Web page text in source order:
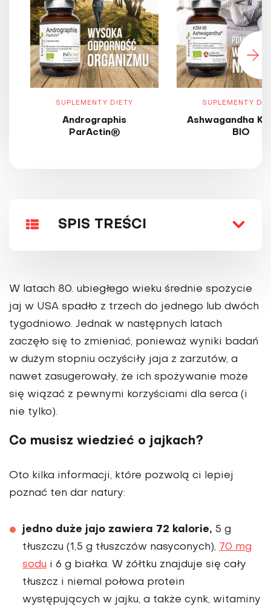
SUPLEMENTY DIETY
Andrographis
ParActin®
SUPLEMENTY
Ashwagandha
BIO
SPIS TREŚCI
W latach 80. ubiegłego wieku średnie spożycie
jaj w USA spadło z trzech do jednego lub dwóch
tygodniowo. Jednak w następnych latach
zaczęło się to zmieniać, ponieważ wyniki badań
w dużym stopniu oczyściły jaja z zarzutów, a
nawet zasugerowały, że ich spożywanie może
się wiązać z pewnymi korzyściami dla serca (i
nie tylko).
Co musisz wiedzieć o jajkach?
Oto kilka informacji, które pozwolą ci lepiej
poznać ten dar natury:
jedno duże jajo zawiera 72 kalorie, 5 g
tłuszczu (1,5 g tłuszczów nasyconych), 70 mg
sodu i 6 g białka. W żółtku znajduje się cały
tłuszcz i niemal połowa protein
występujących w jajku, a także cynk, witaminy